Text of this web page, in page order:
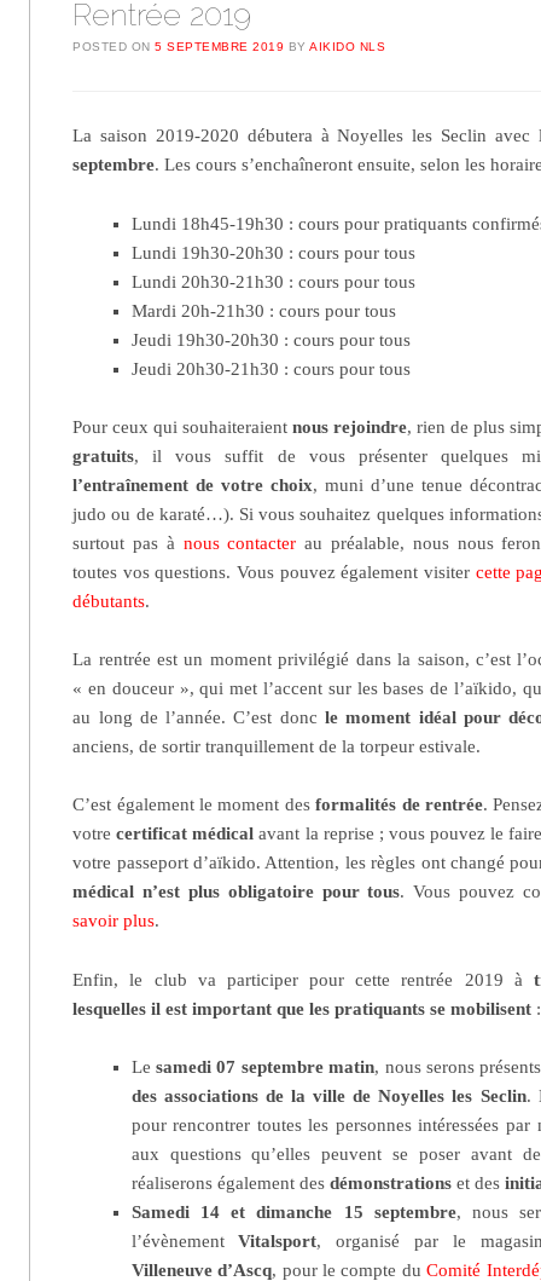
Rentrée 2019
POSTED ON5 SEPTEMBRE 2019 BYAIKIDO NLS
La saison 2019-2020 débutera à Noyelles les Seclin avec
septembre. Les cours s’enchaîneront ensuite, selon les
Lundi 18h45-19h30 : cours pour pratiquants
Lundi 19h30-20h30 : cours pour tous
Lundi 20h30-21h30 : cours pour tous
Mardi 20h-21h30 : cours pour tous
Jeudi 19h30-20h30 : cours pour tous
Jeudi 20h30-21h30 : cours pour tous
Pour ceux qui souhaiteraientnous rejoindre, rien de plus
gratuits, il vous suffit de vous présenter quelques
l’entraînement de votre choix, muni d’une tenue
judo ou de karaté…). Si vous souhaitez quelques
surtout pas à nous contacter au préalable, nous nous
toutes vos questions. Vous pouvez également visiter cette
débutants.
La rentrée est un moment privilégié dans la saison, c’est
« en douceur », qui met l’accent sur les bases de l’aïkido,
au long de l’année. C’est donc le moment idéal pour
anciens, de sortir tranquillement de la torpeur estivale.
C’est également le moment desformalités de rentrée.
votrecertificat médical avant la reprise ; vous pouvez le
votre passeport d’aïkido. Attention, les règles ont changé
médical n’est plus obligatoire pour tous. Vous pouvez
savoir plus.
Enfin, le club va participer pour cette rentrée 2019 à
lesquelles il est important que les pratiquants se mobilisent :
Le samedi 07 septembre matin, nous serons
des associations de la ville de Noyelles les Seclin.
pour rencontrer toutes les personnes intéressées
aux questions qu’elles peuvent se poser avant
réaliserons également des démonstrationset des
Samedi 14 et dimanche 15 septembre, nous
l’évènementVitalsport, organisé par le
Villeneuve d’Ascq, pour le compte duComité